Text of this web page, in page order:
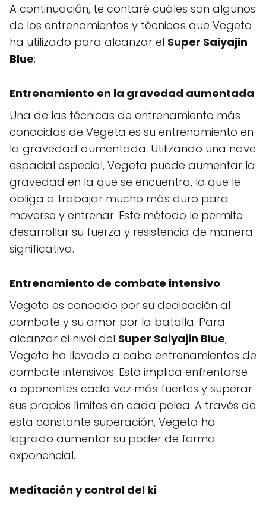
A continuación, te contaré cuáles son algunos
de los entrenamientos y técnicas que Vegeta
ha utilizado para alcanzar el Super Saiyajin
Blue:
Entrenamiento en la gravedad aumentada
Una de las técnicas de entrenamiento más
conocidas de Vegeta es su entrenamiento en
la gravedad aumentada. Utilizando una nave
espacial especial, Vegeta puede aumentar la
gravedad en la que se encuentra, lo que le
obliga a trabajar mucho más duro para
moverse y entrenar. Este método le permite
desarrollar su fuerza y resistencia de manera
significativa.
Entrenamiento de combate intensivo
Vegeta es conocido por su dedicación al
combate y su amor por la batalla. Para
alcanzar el nivel del Super Saiyajin Blue,
Vegeta ha llevado a cabo entrenamientos de
combate intensivos. Esto implica enfrentarse
a oponentes cada vez más fuertes y superar
sus propios límites en cada pelea. A través de
esta constante superación, Vegeta ha
logrado aumentar su poder de forma
exponencial.
Meditación y control del ki